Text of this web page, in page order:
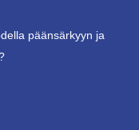
päänsärkyyn ja